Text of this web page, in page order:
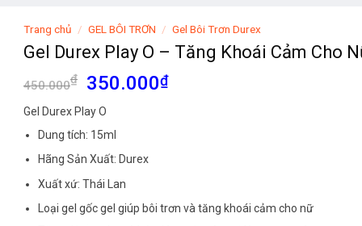
Trang chủ / GEL BÔI TRƠN / Gel Bôi Trơn Durex
Gel Durex Play O – Tăng Khoái Cảm Cho
450.000₫
Giá
gốc
là:
450.000₫.
350.000₫Giá
Gel Durex Play O
Dung tích: 15ml
Hãng Sản Xuất: Durex
Xuất xứ: Thái Lan
Loại gel gốc gel giúp bôi trơn và tăng khoái cảm cho nữ